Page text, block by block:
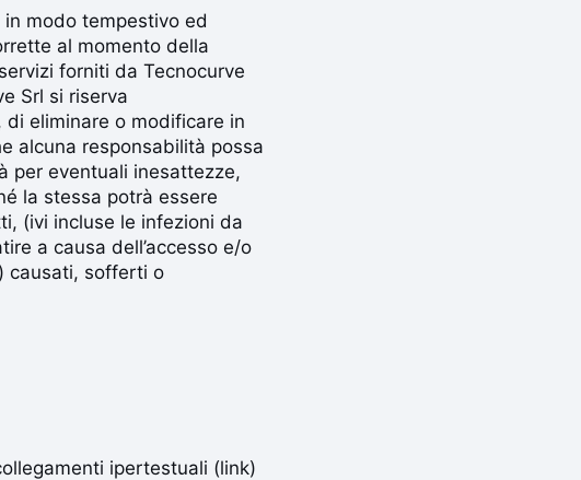
modo tempestivo ed
al momento della
forniti da Tecnocurve
Srl si riserva
eliminare o modificare in
alcuna responsabilità possa
per eventuali inesattezze,
la stessa potrà essere
(ivi incluse le infezioni da
a causa dell’accesso e/o
causati, sofferti o
ipertestuali (link)